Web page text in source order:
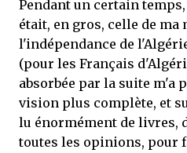
Pendant un certain
était, en gros, celle de ma
l'indépendance de
(pour les Français
absorbée par la suite m'a
vision plus complète, et
lu énormément de livres,
toutes les opinions, pour